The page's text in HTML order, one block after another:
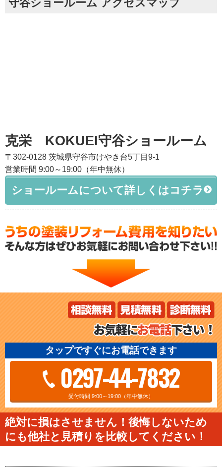
守谷ショールーム アクセスマップ
克栄 KOKUEI守谷ショールーム
〒302-0128 茨城県守谷市けやき台5丁目9-1
営業時間 9:00～19:00（年中無休）
ショールームについて詳しくはコチラ
タップですぐにお電話できます
0297-44-7832
受付時間 9:00～19:00（年中無休）
絶対に損はさせません！後悔しないため
にも他社と見積りを比較してください！